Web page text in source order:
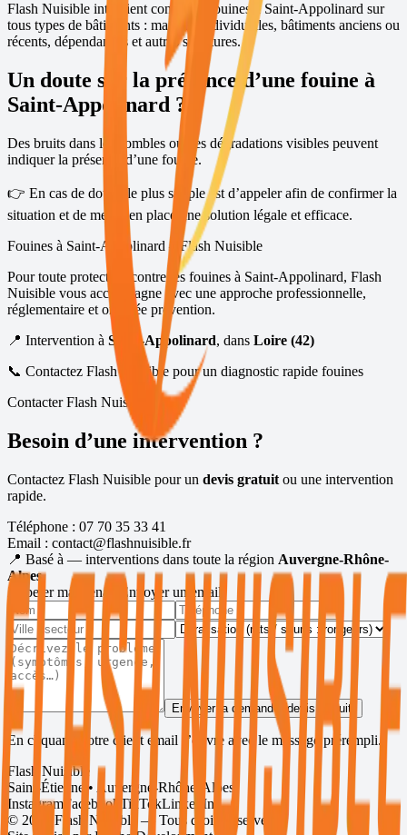
Flash Nuisible intervient contre les fouines àSaint-Appolinard sur
tous types de bâtiments : maisons individuelles, bâtiments anciens ou
récents, dépendances et autres structures.
Un doute sur la présence d’une fouine à
Saint-Appolinard ?
Des bruits dans les combles ou des dégradations visibles peuvent
indiquer la présence d’une fouine.
👉 En cas de doute, le plus simple est d’appeler afin de confirmer la
situation et de mettre en place une solution légale et efficace.
Fouines à Saint-Appolinard – Flash Nuisible
Pour toute protection contre les fouines à Saint-Appolinard, Flash
Nuisible vous accompagne avec une approche professionnelle,
réglementaire et orientée prévention.
📍 Intervention à Saint-Appolinard, dans Loire (42)
📞 Contactez Flash Nuisible pour un diagnostic rapide fouines
Contacter Flash Nuisible
Besoin d’une intervention ?
Contactez Flash Nuisible pour un devis gratuit ou une intervention
rapide.
Téléphone : 07 70 35 33 41
Email : contact@flashnuisible.fr
📍 Basé à — interventions dans toute la région Auvergne-Rhône-
Alpes.
Appeler maintenant
Envoyer un email
Envoyer la demande (devis gratuit)
En cliquant, votre client email s’ouvre avec le message prérempli.
Flash Nuisible
Saint-Étienne • Auvergne-Rhône-Alpes
Instagram Facebook TikTokLinkedIn
© 2026
Flash Nuisible — Tous droits réservés.